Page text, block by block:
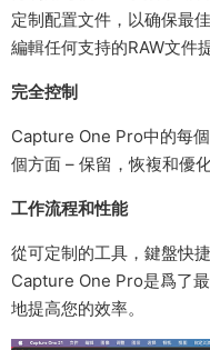
定制配置文件，以确保最
編輯任何支持的RAW文件
完全控制
Capture One Pro中的每
個方面 – 保留，恢複和優
工作流程和性能
從可定制的工具，鍵盤快
Capture One Pro是爲了
地提高您的效率。